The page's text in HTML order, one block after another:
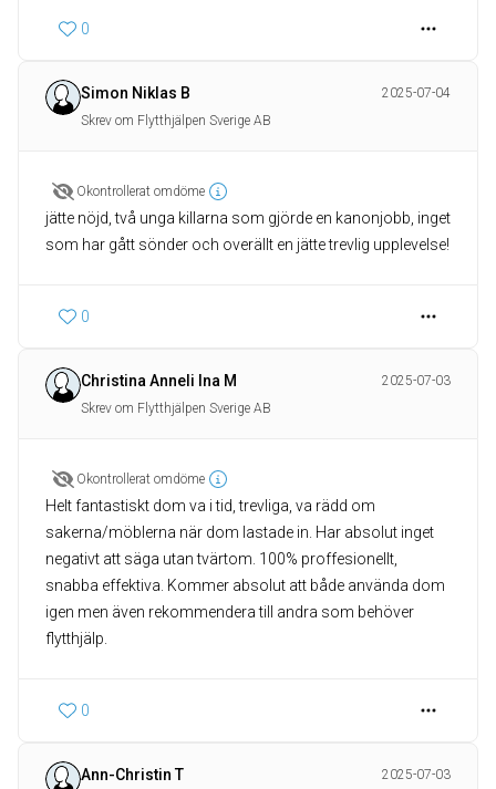
0
Simon Niklas B
2025-07-04
Skrev om Flytthjälpen Sverige AB
Okontrollerat omdöme
jätte nöjd, två unga killarna som gjörde en kanonjobb, inget
som har gått sönder och overällt en jätte trevlig upplevelse!
0
Christina Anneli Ina M
2025-07-03
Skrev om Flytthjälpen Sverige AB
Okontrollerat omdöme
Helt fantastiskt dom va i tid, trevliga, va rädd om
sakerna/möblerna när dom lastade in. Har absolut inget
negativt att säga utan tvärtom. 100% proffesionellt,
snabba effektiva. Kommer absolut att både använda dom
igen men även rekommendera till andra som behöver
flytthjälp.
0
Ann-Christin T
2025-07-03